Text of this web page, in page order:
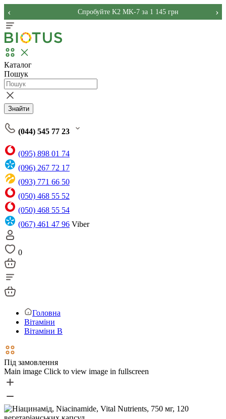
Спробуйте K2 MK-7 за 1 145 грн
‹ ›
Каталог
Пошук
Знайти
(044) 545 77 23
(095) 898 01 74
(096) 267 72 17
(093) 771 66 50
(050) 468 55 52
(050) 468 55 54
(067) 461 47 96 Viber
0
Головна
Вітаміни
Вітаміни В
Під замовлення
Main image Click to view image in fullscreen